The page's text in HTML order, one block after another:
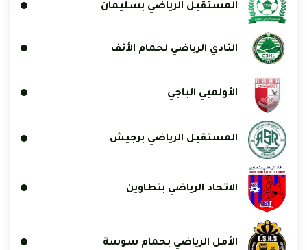
المستقبل الرياضي بسليمان
النادي الرياضي لحمام الأنف
الأولمبي الباجي
المستقبل الرياضي برجيش
الاتحاد الرياضي بتطاوين
الأمل الرياضي بحمام سوسة